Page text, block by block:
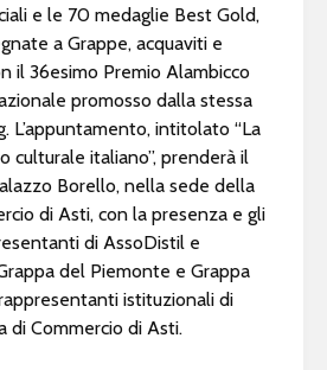
e le 70 medaglie Best Gold,
a Grappe, acquaviti e
il 36esimo Premio Alambicco
promosso dalla stessa
L’appuntamento, intitolato “La
culturale italiano”, prenderà il
Borello, nella sede della
di Asti, con la presenza e gli
di AssoDistil e
del Piemonte e Grappa
istituzionali di
di Commercio di Asti.